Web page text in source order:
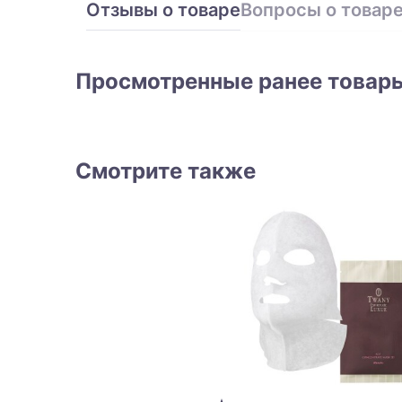
Отзывы о товареВопросы о
Просмотренные ранее
Смотрите также